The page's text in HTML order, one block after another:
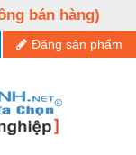
bán hàng)
Đăng sản phẩm